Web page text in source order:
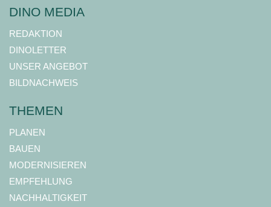
DINO MEDIA
REDAKTION
DINOLETTER
UNSER ANGEBOT
BILDNACHWEIS
THEMEN
PLANEN
BAUEN
MODERNISIEREN
EMPFEHLUNG
NACHHALTIGKEIT